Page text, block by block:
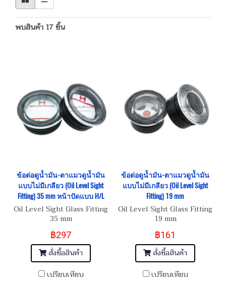
พบสินค้า 17 ชิ้น
ข้อต่อดูน้ำมัน-ตาแมวดูน้ำมัน
แบบไม่มีเกลียว (Oil Level Sight
Fitting) 35 mm หน้าปัดแบบ H/L
Oil Level Sight Glass Fitting
35 mm
฿297
สั่งซื้อสินค้า
เปรียบเทียบ
ข้อต่อดูน้ำมัน-ตาแมวดูน้ำมัน
แบบไม่มีเกลียว (Oil Level Sight
Fitting) 19 mm
Oil Level Sight Glass Fitting
19 mm
฿161
สั่งซื้อสินค้า
เปรียบเทียบ